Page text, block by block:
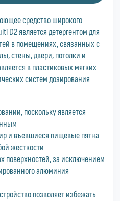
средство широкого
D2 является детергентом для
в помещениях, связанных с
стены, двери, потолки и
в пластиковых мягких
систем дозирования
поскольку является
и въевшиеся пищевые пятна
жесткости
поверхностей, за исключением
алюминия
позволяет избежать